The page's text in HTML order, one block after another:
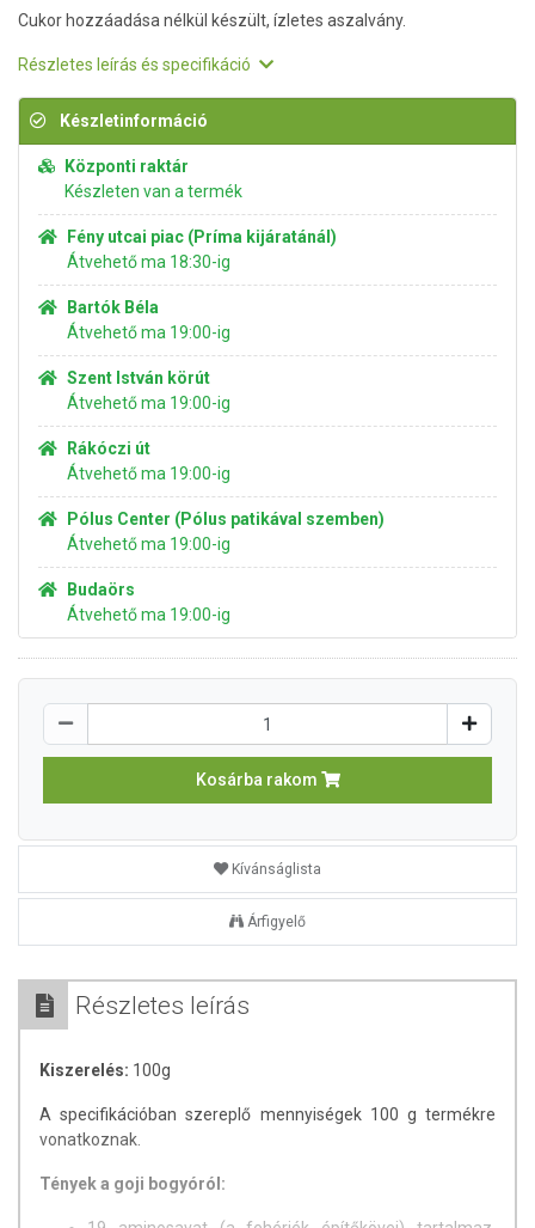
Cukor hozzáadása nélkül készült, ízletes aszalvány.
Részletes leírás és specifikáció
Készletinformáció
Központi raktár
Készleten van a termék
Fény utcai piac (Príma kijáratánál)
Átvehető ma 18:30-ig
Bartók Béla
Átvehető ma 19:00-ig
Szent István körút
Átvehető ma 19:00-ig
Rákóczi út
Átvehető ma 19:00-ig
Pólus Center (Pólus patikával szemben)
Átvehető ma 19:00-ig
Budaörs
Átvehető ma 19:00-ig
Kosárba rakom
Kívánságlista
Árfigyelő
Részletes leírás
Kiszerelés: 100g
A specifikációban szereplő mennyiségek 100 g termékre
vonatkoznak.
Tények a goji bogyóról: